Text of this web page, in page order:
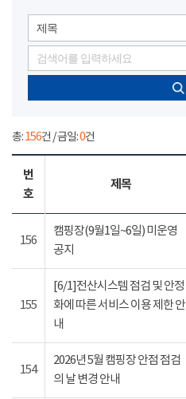
제목
총:156건 / 금일:0건
번
호
제목
156
캠핑장(9월1일~6일) 미운영
공지
155
[6/1]전산시스템 점검 및 안정
화에 따른 서비스 이용 제한 안
내
154
2026년 5월 캠핑장 안점 점검
의 날 변경 안내